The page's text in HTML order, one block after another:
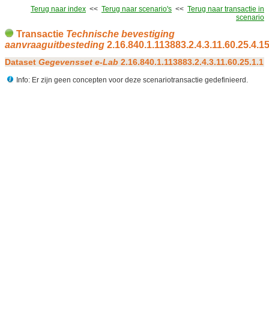
Terug naar index << Terug naar scenario's << Terug naar transactie in
scenario
Transactie Technische bevestiging
aanvraaguitbesteding 2.16.840.1.113883.2.4.3.11.60.25.4.15
Dataset Gegevensset e-Lab 2.16.840.1.113883.2.4.3.11.60.25.1.1
Info: Er zijn geen concepten voor deze scenariotransactie gedefinieerd.